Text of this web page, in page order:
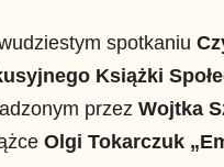
spotkaniu
Książki
przez Wojtka
Olgi Tokarczuk